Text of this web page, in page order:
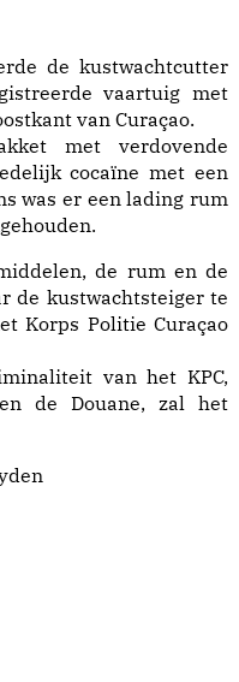
de kustwachtcutter
vaartuig met
van Curaçao.
met verdovende
cocaïne met een
was er een lading rum
de rum en de
de kustwachtsteiger te
Korps Politie Curaçao
van het KPC,
de Douane, zal het